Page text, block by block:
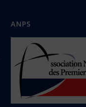
ANPS